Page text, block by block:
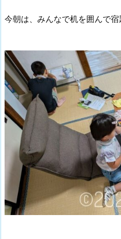
今朝は、みんなで机を囲んで宿